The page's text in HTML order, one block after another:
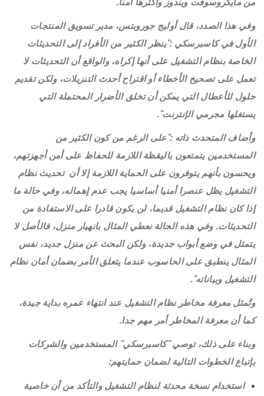
وفي هذا الصدد، قال أوليج جوروبتس، مدير تسويق المنتجات
الأول في كاسبرسكي :"ينظر الكثير من الأفراد إلى التحديثات
الخاصة بنظام التشغيل على أنها إكراه، والواقع أن التحديثات لا
تعمل على تصحيح الأخطاء أو اقتراح أحدث التنزيلات، ولكن تقديم
حلول للأعطال التي يمكن أن تخلق الأضرار المحتملة التي
يستغلها مجرمي الإنترنت".
وأضاف المتحدث ذاته :"على الرغم من كون الكثير من
المستخدمين يتمتعون باليقظة اللازمة للحفاظ على أمن أجهزتهم،
ويحسون بأنهم يتوفرون على الحماية اللازمة إلا أن تحديث نظام
التشغيل يظل عنصرا أمنيا أساسيا يجب عدم إهماله، وفي حالة ما
إذا كان نظام التشغيل قديما، لن يكون قادرا على الاستفادة من
التحديثات. وفي هذه الحالة نعطي المثال بانهيار منزل، فالأصل لا
يتمثل في وضع أبواب جديدة، ولكن البحث عن منزل جديد، نفس
المثال ينطبق على الحاسوب عندما يتعلق الأمر بضمان أمان نظام
التشغيل وبياناته".
وتُمثل معرفة مخاطر نظام التشغيل عند انتهاء عمره بداية جيدة،
كما أن معرفة المخاطر أمر مهم جدا.
وبناء على ذلك، توصي "كاسبرسكي" المستخدمين والشركات
بإتباع الخطوات التالية لضمان حمايتهم:
استخدام نسخة محدثة لنظام التشغيل والتأكد من أن خاصية